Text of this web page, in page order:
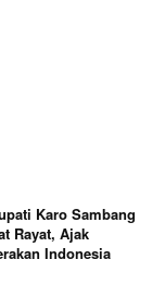
Karo Sambang
Rayat, Ajak
Indonesia